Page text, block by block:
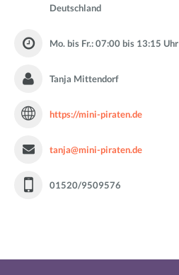
Deutschland
Mo. bis Fr.: 07:00 bis 13:15 Uhr
Tanja Mittendorf
https://mini-piraten.de
tanja@mini-piraten.de
01520/9509576